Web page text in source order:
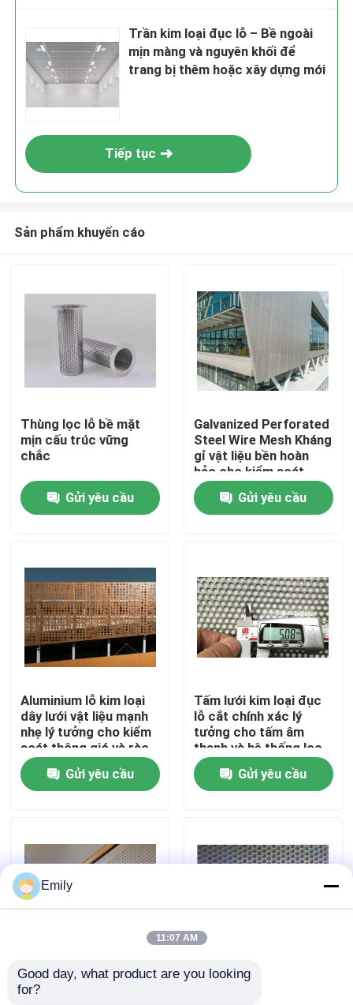
Sản phẩm
Về chúng tôi
Chuyến tham quan nhà máy
Kiểm soát chất lượng
Tin tức
Các vụ án
Lưới kim loại mở rộng
Lưới kim loại đục lỗ
Trần kim loại đục lỗ – Bề ngoài
mịn màng và nguyên khối để
trang bị thêm hoặc xây dựng mới
Tiếp tục
Sản phẩm khuyến cáo
Thùng lọc lỗ bề mặt
mịn cấu trúc vững
chắc
Gửi yêu cầu
Galvanized Perforated
Steel Wire Mesh Kháng
gỉ vật liệu bền hoàn
hảo cho kiểm soát
thông gió và xây dựng
Gửi yêu cầu
Aluminium lỗ kim loại
dây lưới vật liệu mạnh
nhẹ lý tưởng cho kiểm
soát thông gió và rào
cản bảo vệ
Gửi yêu cầu
Tấm lưới kim loại đục
lỗ cắt chính xác lý
tưởng cho tấm âm
thanh và hệ thống lọc
khí trong các tòa nhà
thương mạiGửi yêu cầu
Mái dây kim loại lỗ mở
rộng Sức mạnh cao
Lưới kim loại đục lỗ
Emily
11:07 AM
Good day, what product are you looking
for?